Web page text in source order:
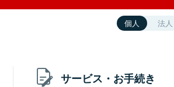
個人 法人
サービス・お手続き